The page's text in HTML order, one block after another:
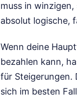
muss in
absolut logische,
Wenn deine
bezahlen kann,
für Steigerungen.
sich im besten